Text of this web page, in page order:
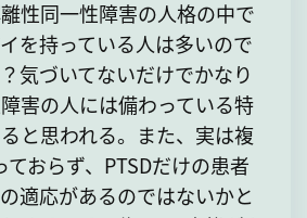
性同一性障害の人格の中で
を持っている人は多いので
気づいてないだけでかなり
害の人には備わっている特
と思われる。また、実は複
ておらず、PTSDだけの患者
適応があるのではないかと